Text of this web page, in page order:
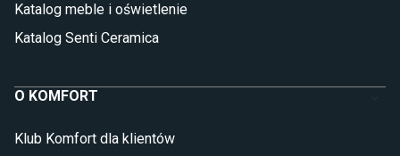
Katalog meble i oświetlenie
Katalog Senti Ceramica
O KOMFORT
Klub Komfort dla klientów